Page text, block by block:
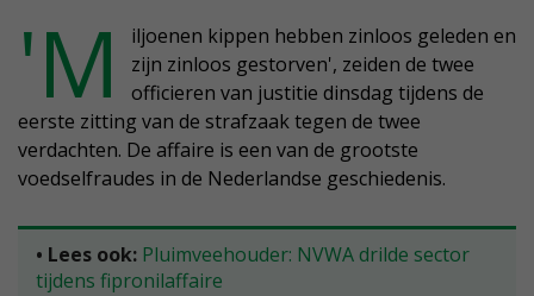
'M
iljoenen kippen hebben zinloos geleden en
zijn zinloos gestorven', zeiden de twee
officieren van justitie dinsdag tijdens de
eerste zitting van de strafzaak tegen de twee
verdachten. De affaire is een van de grootste
voedselfraudes in de Nederlandse geschiedenis.
• Lees ook: Pluimveehouder: NVWA drilde sector
tijdens fipronilaffaire